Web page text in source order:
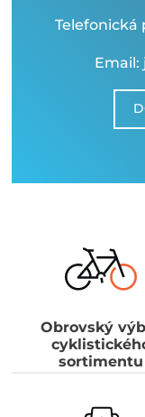
Telefonická
Email:
Obrovský
sortimentu